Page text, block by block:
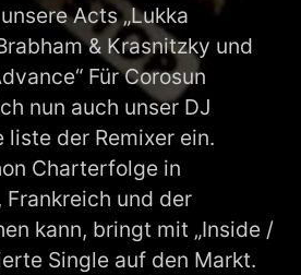
Acts „Lukka
& Krasnitzky und
Für Corosun
nun auch unser DJ
liste der Remixer ein.
Charterfolge in
Frankreich und der
kann, bringt mit „Inside /
Single auf den Markt.